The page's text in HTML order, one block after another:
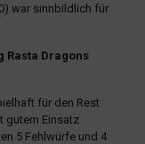
war sinnbildlich für
Rasta Dragons
für den Rest
gutem Einsatz
5 Fehlwürfe und 4